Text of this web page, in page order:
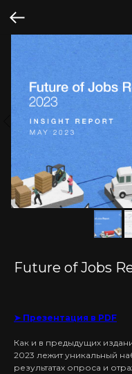
Future of Jobs
➤ Презентация в PDF
Как и в предыдущих
2023 лежит уникальный
результатах опроса и